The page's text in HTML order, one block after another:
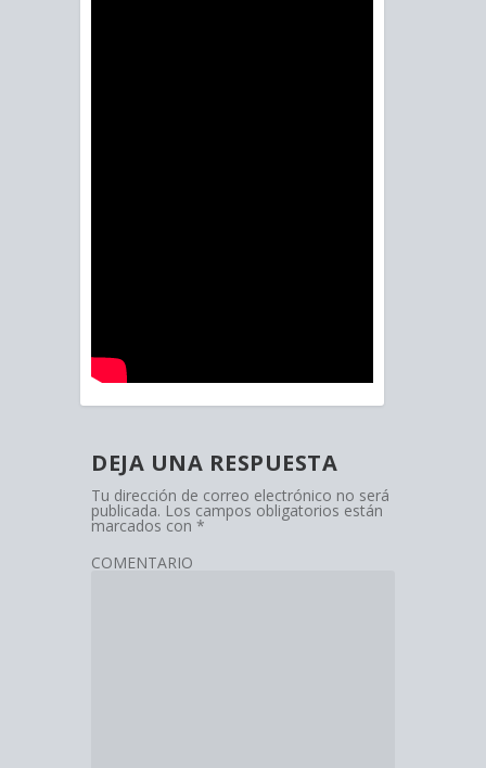
DEJA UNA RESPUESTA
Tu dirección de correo electrónico no será
publicada. Los campos obligatorios están
marcados con *
COMENTARIO